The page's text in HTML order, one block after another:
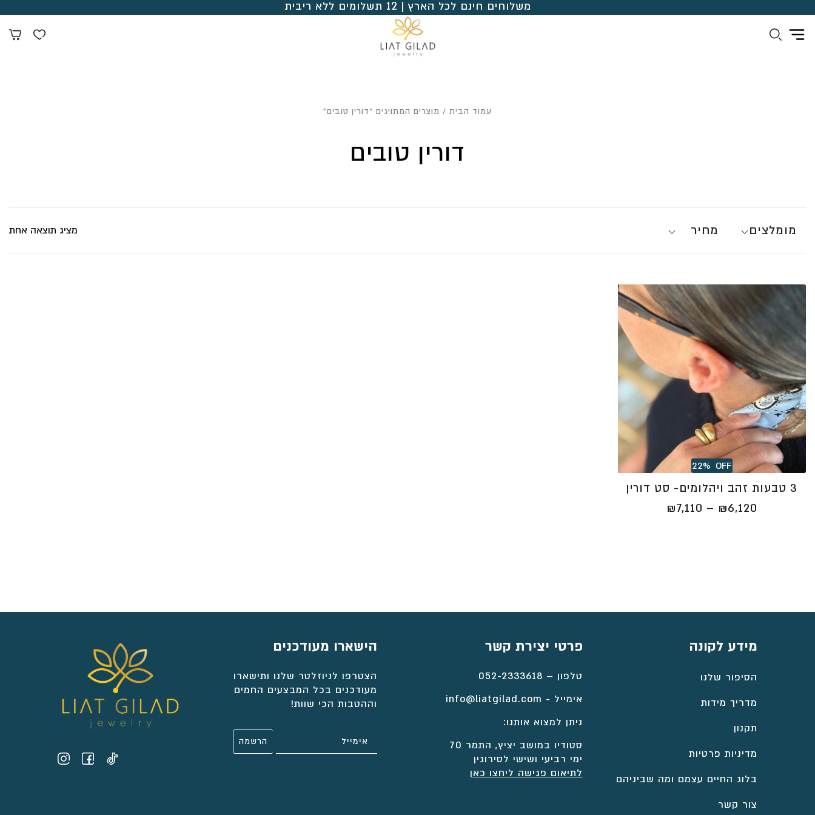
משלוחים חינם לכל הארץ | 12 תשלומים ללא ריבית
עמוד הבית / מוצרים המתויגים “דורין טובים”
דורין טובים
מומלצים מחיר מציג תוצאה אחת
22% OFF
3 טבעות זהב ויהלומים- סט דורין
₪6,120
–
₪7,110
מידע לקונה
הסיפור שלנו
מדריך מידות
תקנון
מדיניות פרטיות
בלוג החיים עצמם ומה שביניהם
צור קשר
פרטי יצירת קשר
טלפון – 052-2333618
אימייל - info@liatgilad.com
ניתן למצוא אותנו:
סטודיו במושב יציץ, התמר 70
ימי רביעי ושישי לסירוגין
לתיאום פגישה ליחצו כאן
הישארו מעודכנים
הצטרפו לניוזלטר שלנו ותישארו
מעודכנים בכל המבצעים החמים
וההטבות הכי שוות!